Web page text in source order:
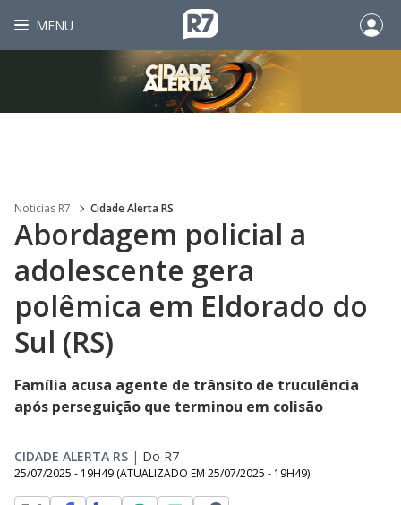
MENU
Noticias R7 Cidade Alerta RS
Abordagem policial a
adolescente gera
polêmica em Eldorado do
Sul (RS)
Família acusa agente de trânsito de truculência
após perseguição que terminou em colisão
CIDADE ALERTA RS | Do R7
25/07/2025 - 19H49 (ATUALIZADO EM 25/07/2025 - 19H49)